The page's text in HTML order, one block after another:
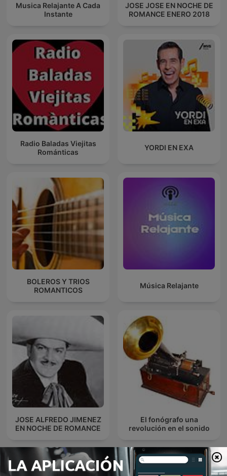
Musica Relajante A Cada
Instante
JOSE JOSE EN NOCHE DE
ROMANCE ENERO 2018
Radio Baladas Viejitas
Románticas
YORDI EN EXA
BOLEROS Y TRIOS
ROMANTICOS
Música Relajante
JOSE ALFREDO JIMENEZ
EN NOCHE DE ROMANCE
El fonógrafo una
revolución en el sonido